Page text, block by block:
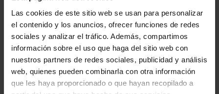
Las cookies de este sitio web se usan para personalizar
el contenido y los anuncios, ofrecer funciones de redes
sociales y analizar el tráfico. Además, compartimos
información sobre el uso que haga del sitio web con
nuestros partners de redes sociales, publicidad y análisis
web, quienes pueden combinarla con otra información
que les haya proporcionado o que hayan recopilado a